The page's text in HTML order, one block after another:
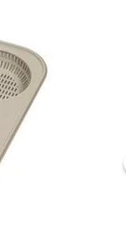
här jäslådan är